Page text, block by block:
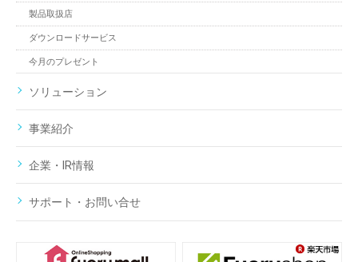
製品取扱店
ダウンロードサービス
今月のプレゼント
ソリューション
事業紹介
企業・IR情報
サポート・お問い合せ